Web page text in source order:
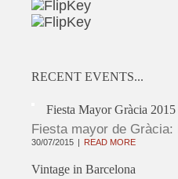
RECENT EVENTS...
Fiesta Mayor Gràcia 2015
Fiesta mayor de
30/07/2015 READ MORE
Vintage in Barcelona